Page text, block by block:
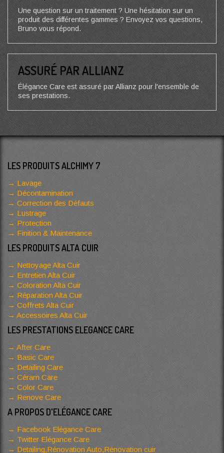
Une question sur un traitement ? Une hésitation sur un
produit des différentes gammes ? Envoyez vos questions,
Bruno vous répond.
ASSURÉ PAR ALLIANZ
Élégance Care est assuré par Allianz pour l'ensemble de
ses prestations.
LES PRODUITS ALCHIMY 7
Lavage
Décontamination
Correction des Défauts
Lustrage
Protection
Finition & Maintenance
LES PRODUITS ALTA CUIR
Nettoyage Alta Cuir
Entretien Alta Cuir
Coloration Alta Cuir
Réparation Alta Cuir
Coffrets Alta Cuir
Accessoires Alta Cuir
LES PRESTATIONS ELEGANCE CARE
After Care
Basic Care
Detailing Care
Céram Care
Color Care
Renove Care
A PROPOS D'ELÉGANCE CARE
Facebook Elégance Care
Twitter Elégance Care
Detailing,Rénovation Auto,Rénovation cuir